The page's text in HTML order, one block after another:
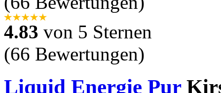
4.83 von 5 Sternen
(66 Bewertungen)
Liquid Energie Pur